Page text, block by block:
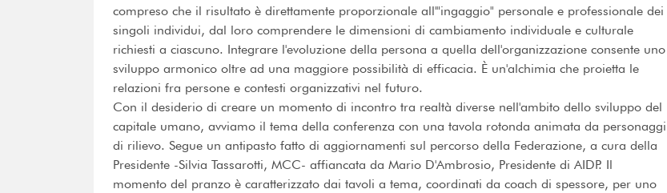
compreso che il risultato è direttamente proporzionale all'"ingaggio" personale e professionale dei
singoli individui, dal loro comprendere le dimensioni di cambiamento individuale e culturale
richiesti a ciascuno. Integrare l'evoluzione della persona a quella dell'organizzazione consente uno
sviluppo armonico oltre ad una maggiore possibilità di efficacia. È un'alchimia che proietta le
relazioni fra persone e contesti organizzativi nel futuro.
Con il desiderio di creare un momento di incontro tra realtà diverse nell'ambito dello sviluppo del
capitale umano, avviamo il tema della conferenza con una tavola rotonda animata da personaggi
di rilievo. Segue un antipasto fatto di aggiornamenti sul percorso della Federazione, a cura della
Presidente -Silvia Tassarotti, MCC- affiancata da Mario D'Ambrosio, Presidente di AIDP. Il
momento del pranzo è caratterizzato dai tavoli a tema, coordinati da coach di spessore, per uno